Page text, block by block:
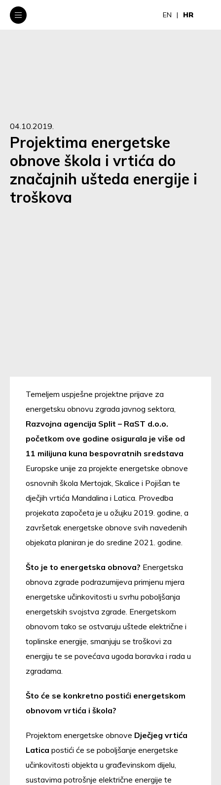
EN HR
04.10.2019.
Projektima energetske
obnove škola i vrtića do
značajnih ušteda energije i
troškova
Temeljem uspješne projektne prijave za
energetsku obnovu zgrada javnog sektora,
Razvojna agencija Split – RaST d.o.o.
početkom ove godine osigurala je više od
11 milijuna kuna bespovratnih sredstava
Europske unije za projekte energetske obnove
osnovnih škola Mertojak, Skalice i Pojišan te
dječjih vrtića Mandalina i Latica. Provedba
projekata započeta je u ožujku 2019. godine, a
završetak energetske obnove svih navedenih
objekata planiran je do sredine 2021. godine.
Što je to energetska obnova? Energetska
obnova zgrade podrazumijeva primjenu mjera
energetske učinkovitosti u svrhu poboljšanja
energetskih svojstva zgrade. Energetskom
obnovom tako se ostvaruju uštede električne i
toplinske energije, smanjuju se troškovi za
energiju te se povećava ugoda boravka i rada u
zgradama.
Što će se konkretno postići energetskom
obnovom vrtića i škola?
Projektom energetske obnove Dječjeg vrtića
Latica postići će se poboljšanje energetske
učinkovitosti objekta u građevinskom dijelu,
sustavima potrošnje električne energije te